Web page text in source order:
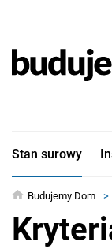
Stan surowy
Budujemy Dom >